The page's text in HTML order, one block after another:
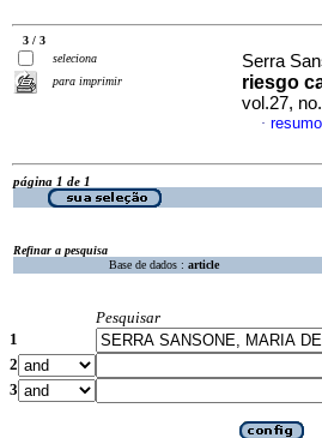
3 / 3
seleciona
para imprimir
Serra
riesgo
vol.27,
·
página 1 de 1
Refinar a pesquisa
Base de dados : article
Pesquisar
1
2
3